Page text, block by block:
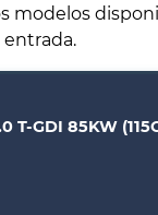
modelos
entrada.
T-GDI 85KW